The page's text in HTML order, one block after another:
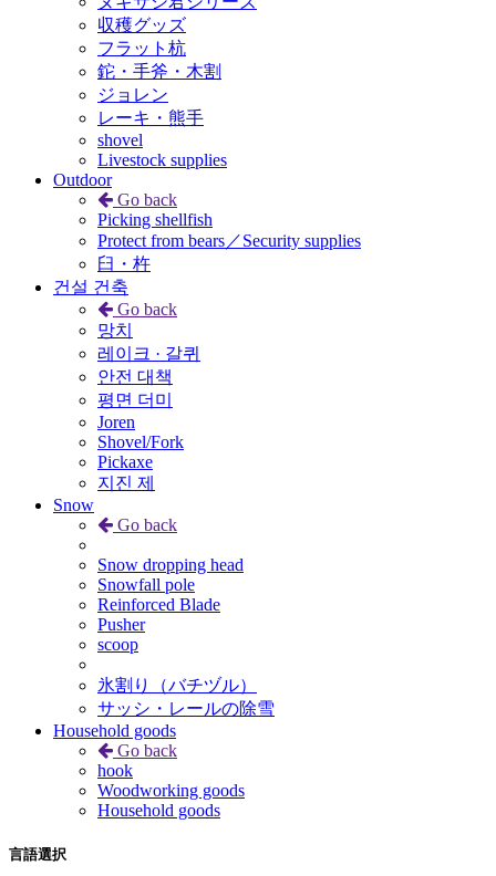
収穫グッズ
フラット杭
鉈・手斧・木割
ジョレン
レーキ・熊手
shovel
Livestock supplies
Outdoor
Go back
Picking shellfish
Protect from bears／Security supplies
臼・杵
건설 건축
Go back
망치
레이크 · 갈퀴
안전 대책
평면 더미
Joren
Shovel/Fork
Pickaxe
지진 제
Snow
Go back
Snow dropping head
Snowfall pole
Reinforced Blade
Pusher
scoop
氷割り（バチヅル）
サッシ・レールの除雪
Household goods
Go back
hook
Woodworking goods
Household goods
言語選択